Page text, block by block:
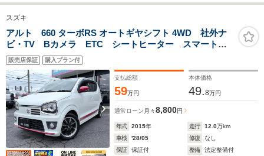
スズキ
アルト 660 ターボRS オートギヤシフト 4WD 社外ナ
ビ・TV Bカメラ ETC シートヒーター スマートキ
ー プッシュスタート
販売店保証 購入プラン付
支払総額
59万円
本体価格
49.8万円
通常ローン 月々8,800円
年式 2015年 走行 12.0万km
車検
'28/05 修復
なし
保証
保証付 整備
法定整備付